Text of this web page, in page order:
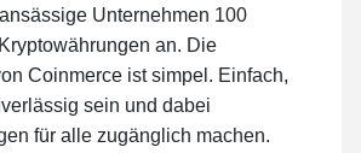
Unternehmen 100
an. Die
Coinmerce ist simpel. Einfach,
sein und dabei
für alle zugänglich machen.